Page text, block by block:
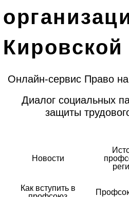
Кировской
Онлайн-сервис Право
Диалог социальных
защиты
Новости
Как вступить в